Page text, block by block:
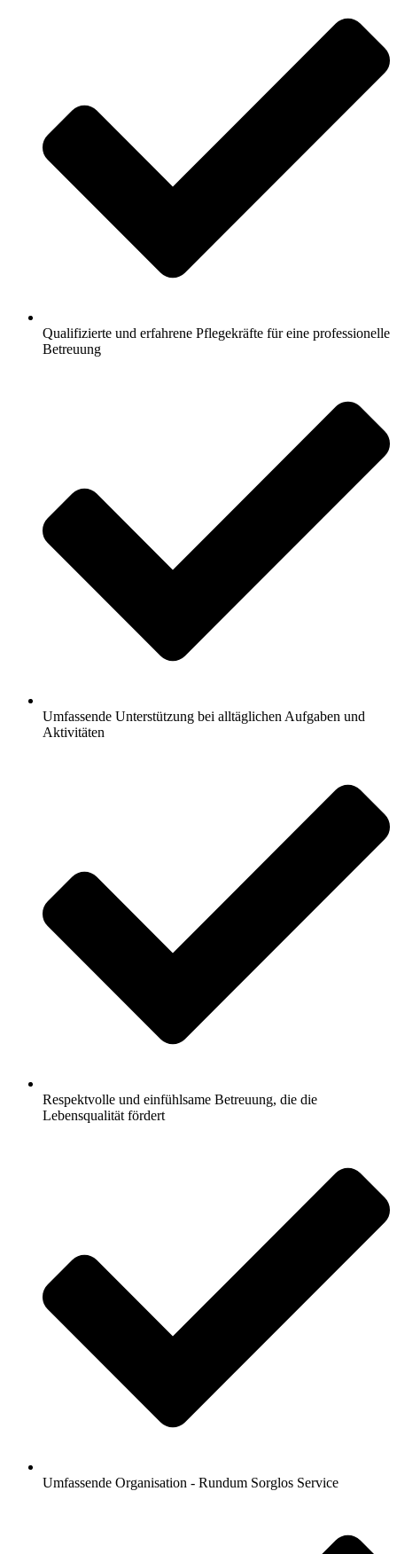
Qualifizierte und erfahrene Pflegekräfte für eine professionelle
Betreuung
Umfassende Unterstützung bei alltäglichen Aufgaben und
Aktivitäten
Respektvolle und einfühlsame Betreuung, die die
Lebensqualität fördert
Umfassende Organisation - Rundum Sorglos Service